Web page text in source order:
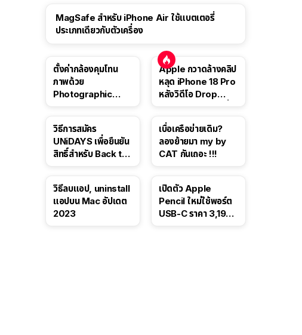
MagSafe สำหรับ iPhone Air ใช้แบตเตอรี่
ประเภทเดียวกับตัวเครื่อง
ตั้งค่ากล้องคุมโทน
ภาพด้วย
Photographic
Apple กวาดล้างคลิป
หลุด iPhone 18 Pro
หลังวิดีโอ Drop
วิธีการสมัคร
UNiDAYS เพื่อยืนยัน
สิทธิ์สำหรับ Back to
เบื่อเครือข่ายเดิม?
ลองย้ายมา my by
CAT กันเถอะ !!!
วิธีลบแอป, uninstall
แอปบน Mac อัปเดต
2023
เปิดตัว Apple
Pencil ใหม่ใช้พอร์ต
USB-C ราคา 3,190